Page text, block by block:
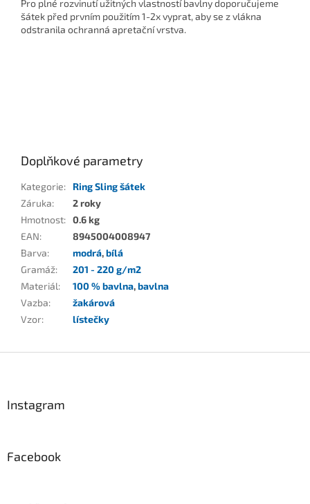
Pro plné rozvinutí užitných vlastností bavlny doporučujeme
šátek před prvním použitím 1-2x vyprat, aby se z vlákna
odstranila ochranná apretační vrstva.
Doplňkové parametry
Kategorie:
Ring Sling šátek
Záruka:
2 roky
Hmotnost: 0.6 kg
EAN:
8945004008947
Barva: modrá,bílá
Gramáž:
201 - 220 g/m2
Materiál: 100 % bavlna,bavlna
Vazba:
žakárová
Vzor: lístečky
Instagram
Facebook